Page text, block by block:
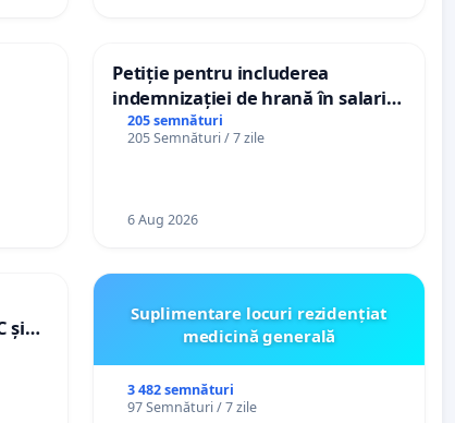
Petiție pentru includerea
indemnizației de hrană în salariul
de bază și protejarea gradațiilor
de vechime pentru asistenții
205 semnături
205 Semnături / 7 zile
6 Aug 2026
și
Suplimentare locuri rezidențiat
medicină generală
3 482 semnături
97 Semnături / 7 zile